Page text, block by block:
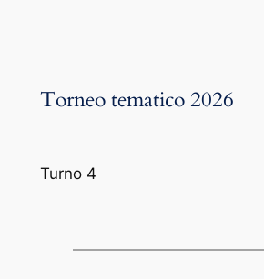
Torneo tematico 2026
Turno 4